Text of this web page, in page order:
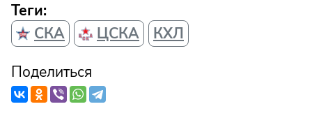
Теги:
СКА
ЦСКА
КХЛ
Поделиться